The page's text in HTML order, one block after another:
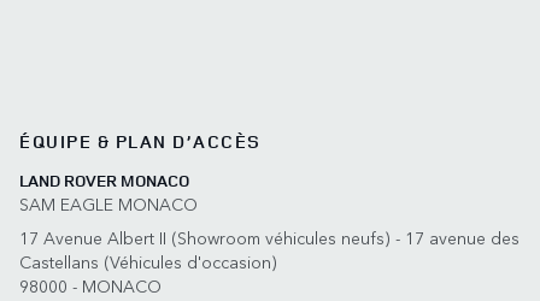
ÉQUIPE & PLAN D’ACCÈS
LAND ROVER MONACO
SAM EAGLE MONACO
17 Avenue Albert II (Showroom véhicules neufs) - 17 avenue des
Castellans (Véhicules d'occasion)
98000 - MONACO